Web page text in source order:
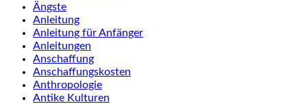
Ängste
Anleitung
Anleitung für Anfänger
Anleitungen
Anschaffung
Anschaffungskosten
Anthropologie
Antike Kulturen